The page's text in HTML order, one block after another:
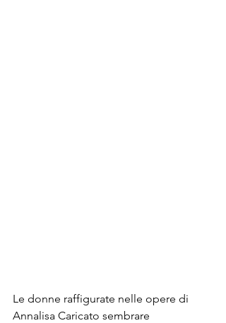
Le donne raffigurate nelle opere di
Annalisa Caricato sembrare